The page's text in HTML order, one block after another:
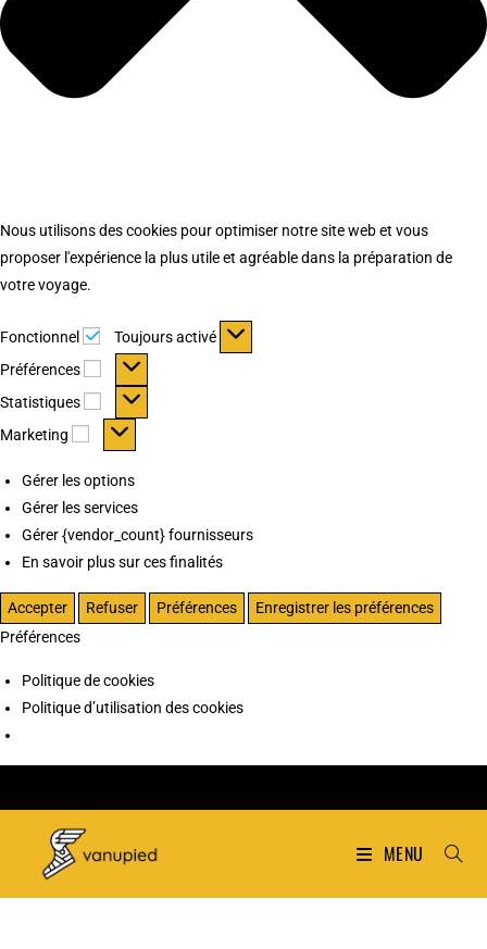
Nous utilisons des cookies pour optimiser notre site web et vous
proposer l'expérience la plus utile et agréable dans la préparation de
votre voyage.
Fonctionnel Fonctionnel
Toujours activé
Préférences
Préférences
Statistiques Statistiques
Marketing Marketing
Gérer les options
Gérer les services
Gérer {vendor_count} fournisseurs
En savoir plus sur ces finalités
Accepter Refuser Préférences
Enregistrer les préférences
Préférences
Politique de cookies
Politique d’utilisation des cookies
MENU